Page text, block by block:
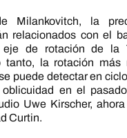
Milankovitch, la
relacionados con el
eje de rotación de la
tanto, la rotación más
puede detectar en
en el
Uwe Kirscher,
Curtin.